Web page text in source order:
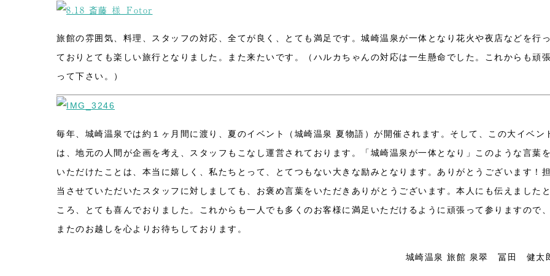
旅館の雰囲気、料理、スタッフの対応、全てが良く、とても満足です。城崎温泉が一体となり花火や夜店などを行
ておりとても楽しい旅行となりました。また来たいです。（ハルカちゃんの対応は一生懸命でした。これからも頑
って下さい。）
毎年、城崎温泉では約１ヶ月間に渡り、夏のイベント（城崎温泉 夏物語）が開催されます。そして、この大イベン
は、地元の人間が企画を考え、スタッフもこなし運営されております。「城崎温泉が一体となり」このような言葉
いただけたことは、本当に嬉しく、私たちとって、とてつもない大きな励みとなります。ありがとうございます！
当させていただいたスタッフに対しましても、お褒め言葉をいただきありがとうございます。本人にも伝えました
ころ、とても喜んでおりました。これからも一人でも多くのお客様に満足いただけるように頑張って参りますので
またのお越しを心よりお待ちしております。
城崎温泉 旅館 泉翠 冨田 健太